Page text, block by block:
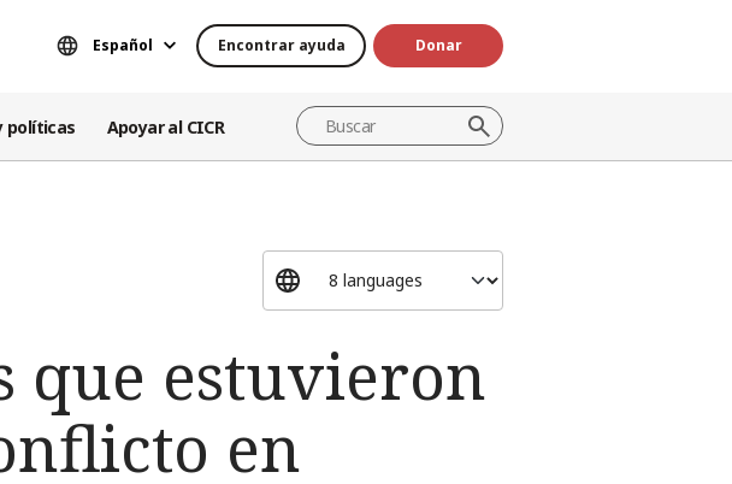
Español Encontrar ayuda Donar
políticas Apoyar al CICR
que estuvieron
en